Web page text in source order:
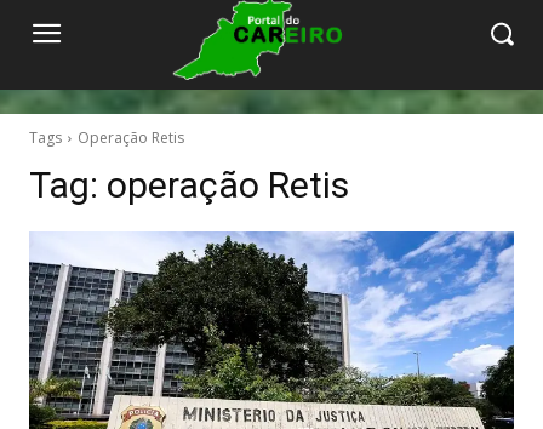
Tags Operação Retis
Tag: operação Retis